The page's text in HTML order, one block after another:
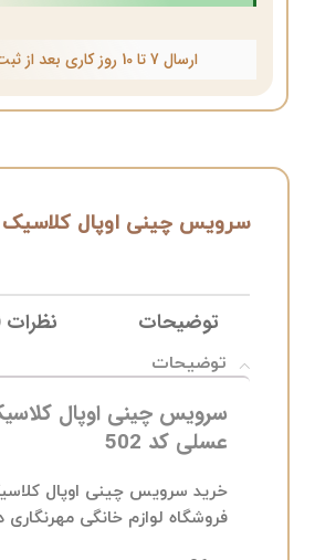
ارسال 7 تا 10 روز کاری بعد از ثبت سفارش
سرویس چینی اوپال
توضیحات نظرات
توضیحات
سرویس چینی اوپال
عسلی کد 502
خرید سرویس چینی اوپال
فروشگاه لوازم خانگی